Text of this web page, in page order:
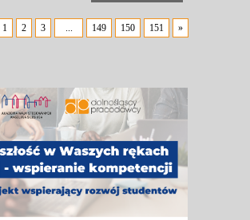
1 2 3 ... 149 150 151 »